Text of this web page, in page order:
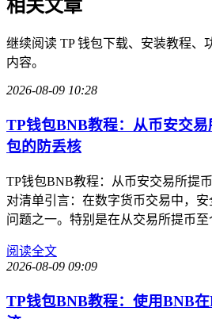
相关文章
继续阅读 TP 钱包下载、安装教程、
内容。
2026-08-09 10:28
TP钱包BNB教程：从币安交
包的防丢核
TP钱包BNB教程：从币安交易所提
对清单引言：在数字货币交易中，
问题之一。特别是在从交易所提币至
阅读全文
2026-08-09 09:09
TP钱包BNB教程：使用BNB